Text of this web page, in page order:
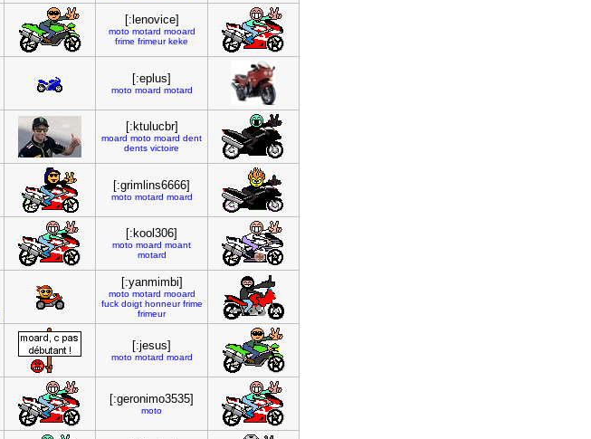
[:lenovice]
moto motard mooard
frime frimeur keke
[:eplus]
moto moard motard
[:ktulucbr]
moard moto moard dent
dents victoire
[:grimlins6666]
moto motard moard
[:kool306]
moto moard moant
motard
[:yanmimbi]
moto motard mooard
fuck doigt honneur frime
frimeur
[:jesus]
moto motard moard
[:geronimo3535]
moto